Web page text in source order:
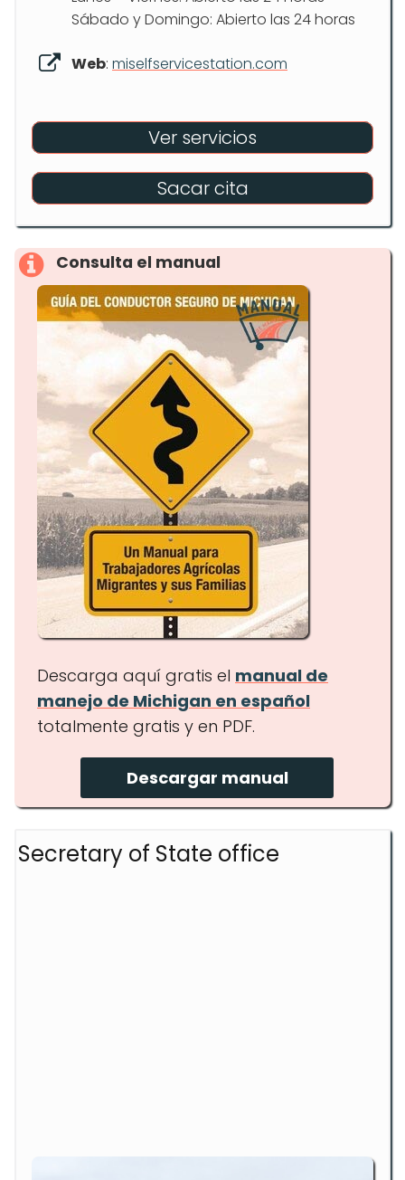
Sábado y Domingo: Abierto las 24 horas
Web: miselfservicestation.com
Ver servicios
Sacar cita
Consulta el manual
Descarga aquí gratis el manual de
manejo de Michigan en español
totalmente gratis y en PDF.
Descargar manual
Secretary of State office